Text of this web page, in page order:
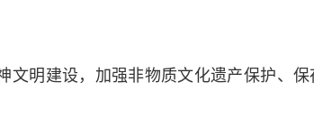
明建设，加强非物质文化遗产保护、保